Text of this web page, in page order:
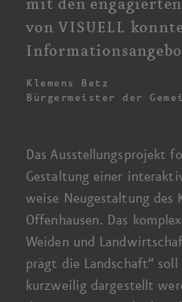
Das Ausstellungs­projekt
Gestaltung einer
weise Neu­gestaltung des
Offenhausen. Das
Weiden und
prägt die Landschaft“
kurzweilig dargestellt
mit den
von VISUELL
Klemens Betz
Bürgermeister der